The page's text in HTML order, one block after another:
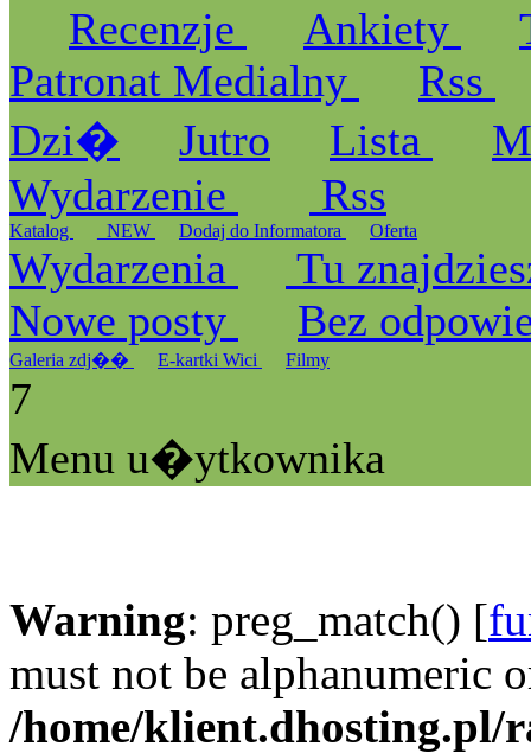
Recenzje
Ankiety
Patronat Medialny
Rss
Dzi�
Jutro Lista
Wydarzenie
Rss
Katalog _NEW Dodaj do Informatora Oferta
Wydarzenia
Tu
Nowe posty
Bez
Galeria zdj�� E-kartki Wici Filmy
7
Menu u�ytkownika
Warning: preg_match() [
must not be alphanumeric
/home/klient.dhosting.pl/